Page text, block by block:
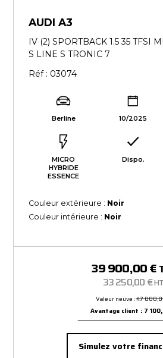
AUDI A3
IV (2) SPORTBACK 1.5 35 TFSI
S LINE S TRONIC 7
Réf : 03074
Berline 10/2025
MICRO
HYBRIDE
ESSENCE
Dispo.
Couleur extérieure : Noir
Couleur intérieure : Noir
39 900,00 €
33 250,00 €HT
Valeur neuve :47
Avantage client : 7
Simulez votre